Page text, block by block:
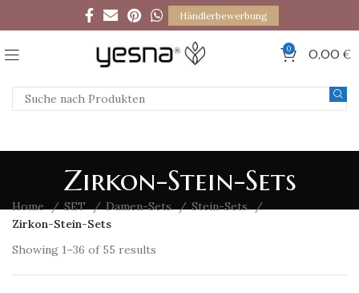
Händlerbewerbung
0 0,00 €
Zirkon-Stein-Sets
Home SET Damen-Sets
Stein-Sets
Zirkon-Stein-Sets
Showing 1–36 of 55 results